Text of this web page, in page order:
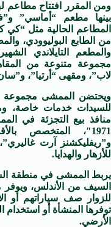
ومن المقرر افتتاح مطاعم
بينها مطعم “أماسي”
المطاعم الحالية مثل “كي
من الطابع البوليوودي،
والمطعم التايلاندي
مجموعة متنوعة من
لاب”، ومقهى “أرتيا”،
ويحتضن الممشى مجموعة
للسيدات خدمات خاصة،
منافذ بيع التجزئة في
1971″، المتخصص
و”ريفليكشنز آرت
للأزهار والهدايا.
يربط الممشى في منطقة
السيف من الأندلس،
للزوار صف سياراتهم أو
توفرها المنشأة أو
الأرضي.